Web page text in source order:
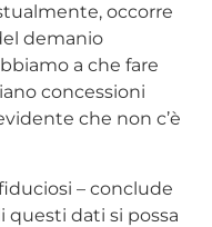
occorre
demanio
a che fare
concessioni
che non c’è
– conclude
questi dati si possa